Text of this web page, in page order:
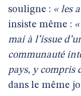
souligne : « les
insiste même :
mai à l’issue
communauté
pays, y compris
dans le même